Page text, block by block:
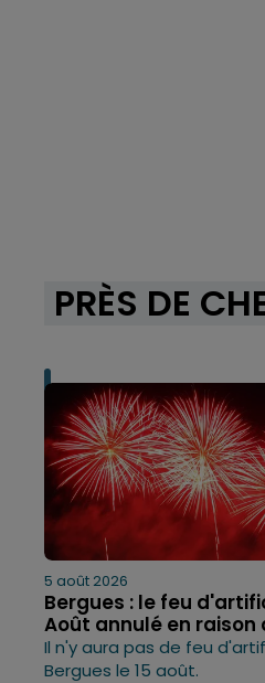
PRÈS DE
5 août 2026
Bergues : le feu
Août annulé en raison
Il n'y aura pas de feu
Bergues le 15 août.